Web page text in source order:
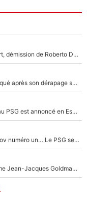
Trahison de Longoria, secrets de Frank McCourt, démission de Roberto De Zerbi : Medhi Benatia se lâche sur départ de l'OM et fait d'importantes révélations
Incendies en Gironde - Nelson Monfort est attaqué après son dérapage sur CNews : «Et lui, il prend combien pour parler dans un studio climatisé?»
Ferran Torres a pris sa décision : Son transfert au PSG est annoncé en Espagne !
Suzuki recruté, Chevalier veut se battre, Safonov numéro un… Le PSG se lance encore dans un gros chantier pour le poste de gardien de but
Un documentaire avec Zinedine Zidane : Comme Jean-Jacques Goldman et Mylène Farmer, le nouveau sélectionneur de l'équipe de France a recalé une journaliste très connue